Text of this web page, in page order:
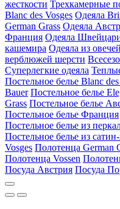
жесткости Трехкамерные
Blanc des Vosges Одеяла
German Grass Одеяла
Франция Одеяла
кашемира Одеяла из
верблюжей шерсти
Суперлегкие одеяла
Постельное белье Blanc
Bauer Постельное белье
Grass Постельное белье
Постельное белье Франция
Постельное белье из
Постельное белье из
Vosges Полотенца German
Полотенца Vossen
Посуда Австрия Посуда